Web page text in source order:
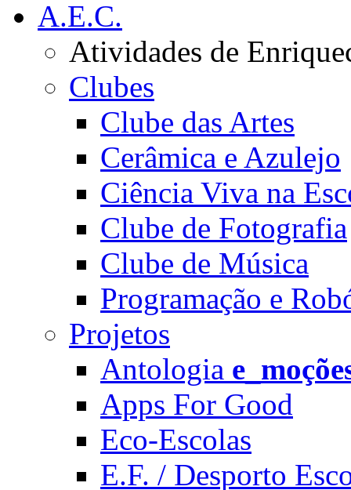
A.E.C.
Atividades de
Clubes
Clube das Artes
Cerâmica e Azulejo
Ciência Viva na
Clube de Fotografia
Clube de Música
Programação e
Projetos
Antologia
Apps For Good
Eco-Escolas
E.F. / Desporto